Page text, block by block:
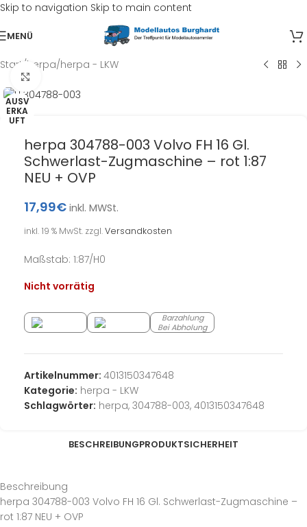
Skip to navigation Skip to main content
MENÜ
Start /herpa/herpa - LKW
AUSV
ERKA
UFT
herpa 304788-003 Volvo FH 16 Gl.
Schwerlast-Zugmaschine – rot 1:87
NEU + OVP
17,99€ inkl. MWSt.
inkl. 19 % MwSt. zzgl.Versandkosten
Maßstab: 1:87/H0
Nicht vorrätig
Barzahlung
Bei Abholung
Artikelnummer: 4013150347648
Kategorie: herpa - LKW
Schlagwörter: herpa, 304788-003, 4013150347648
BESCHREIBUNGPRODUKTSICHERHEIT
Beschreibung
herpa 304788-003 Volvo FH 16 Gl. Schwerlast-Zugmaschine –
rot 1:87 NEU + OVP